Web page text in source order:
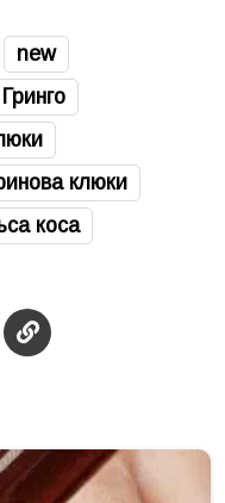
new
клюки
коса